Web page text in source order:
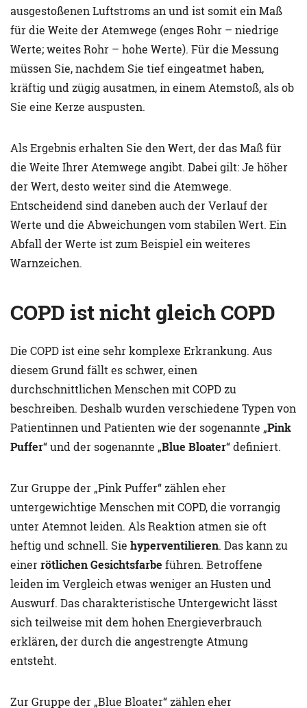
ausgestoßenen Luftstroms an und ist somit ein Maß
für die Weite der Atemwege (enges Rohr – niedrige
Werte; weites Rohr – hohe Werte). Für die Messung
müssen Sie, nachdem Sie tief eingeatmet haben,
kräftig und zügig ausatmen, in einem Atemstoß, als ob
Sie eine Kerze auspusten.
Als Ergebnis erhalten Sie den Wert, der das Maß für
die Weite Ihrer Atemwege angibt. Dabei gilt: Je höher
der Wert, desto weiter sind die Atemwege.
Entscheidend sind daneben auch der Verlauf der
Werte und die Abweichungen vom stabilen Wert. Ein
Abfall der Werte ist zum Beispiel ein weiteres
Warnzeichen.
COPD ist nicht gleich COPD
Die COPD ist eine sehr komplexe Erkrankung. Aus
diesem Grund fällt es schwer, einen
durchschnittlichen Menschen mit COPD zu
beschreiben. Deshalb wurden verschiedene Typen von
Patientinnen und Patienten wie der sogenannte „Pink
Puffer“ und der sogenannte „Blue Bloater“ definiert.
Zur Gruppe der „Pink Puffer“ zählen eher
untergewichtige Menschen mit COPD, die vorrangig
unter Atemnot leiden. Als Reaktion atmen sie oft
heftig und schnell. Sie hyperventilieren. Das kann zu
einerrötlichen Gesichtsfarbe führen. Betroffene
leiden im Vergleich etwas weniger an Husten und
Auswurf. Das charakteristische Untergewicht lässt
sich teilweise mit dem hohen Energieverbrauch
erklären, der durch die angestrengte Atmung
entsteht.
Zur Gruppe der „Blue Bloater“ zählen eher